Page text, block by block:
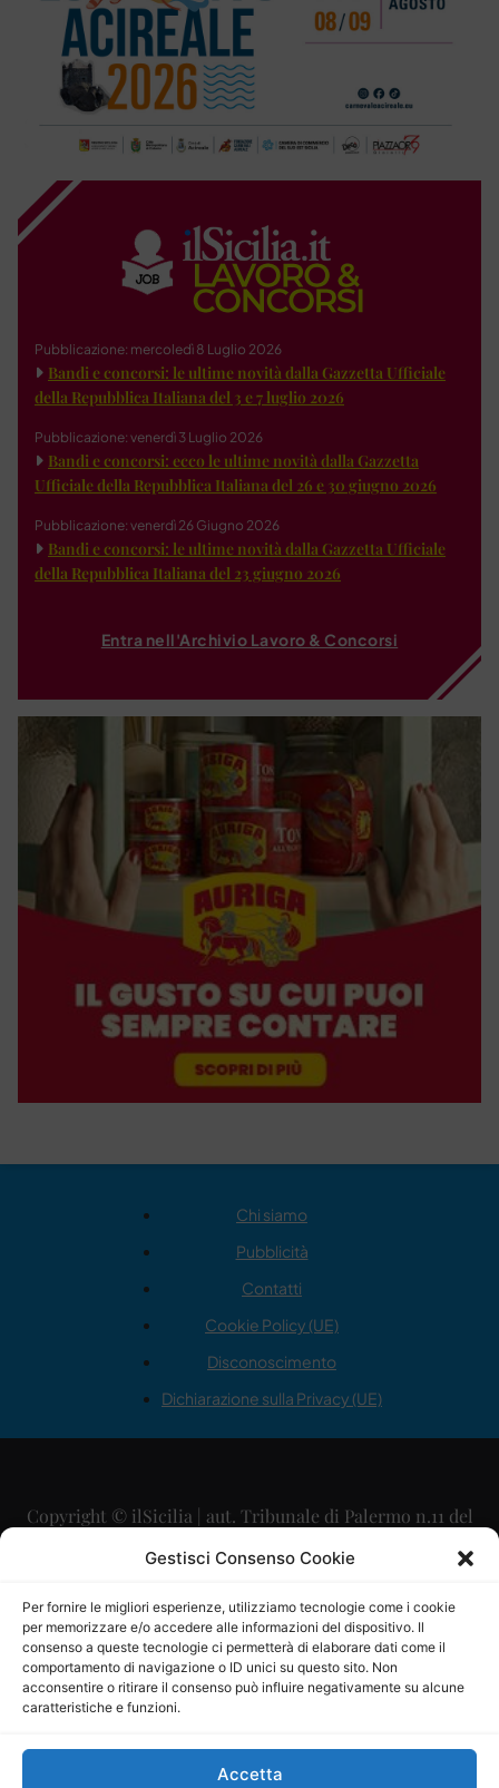
Gestisci Consenso Cookie
Per fornire le migliori esperienze, utilizziamo tecnologie come i cookie
per memorizzare e/o accedere alle informazioni del dispositivo. Il
consenso a queste tecnologie ci permetterà di elaborare dati come il
comportamento di navigazione o ID unici su questo sito. Non
acconsentire o ritirare il consenso può influire negativamente su alcune
caratteristiche e funzioni.
Accetta
Pubblicazione: mercoledì 8 Luglio 2026
Bandi e concorsi: le ultime novità dalla Gazzetta Ufficiale
della Repubblica Italiana del 3 e 7 luglio 2026
Pubblicazione: venerdì 3 Luglio 2026
Bandi e concorsi: ecco le ultime novità dalla Gazzetta
Ufficiale della Repubblica Italiana del 26 e 30 giugno 2026
Pubblicazione: venerdì 26 Giugno 2026
Bandi e concorsi: le ultime novità dalla Gazzetta Ufficiale
della Repubblica Italiana del 23 giugno 2026
Entra nell'Archivio Lavoro & Concorsi
Chi siamo
Pubblicità
Contatti
Cookie Policy (UE)
Disconoscimento
Dichiarazione sulla Privacy (UE)
Copyright © ilSicilia | aut. Tribunale di Palermo n.11 del
29/09/2015
Direttore Editoriale: Maurizio Scaglione
Direttore Responsabile: Maria Calabrese
P.IVA: 06334930820